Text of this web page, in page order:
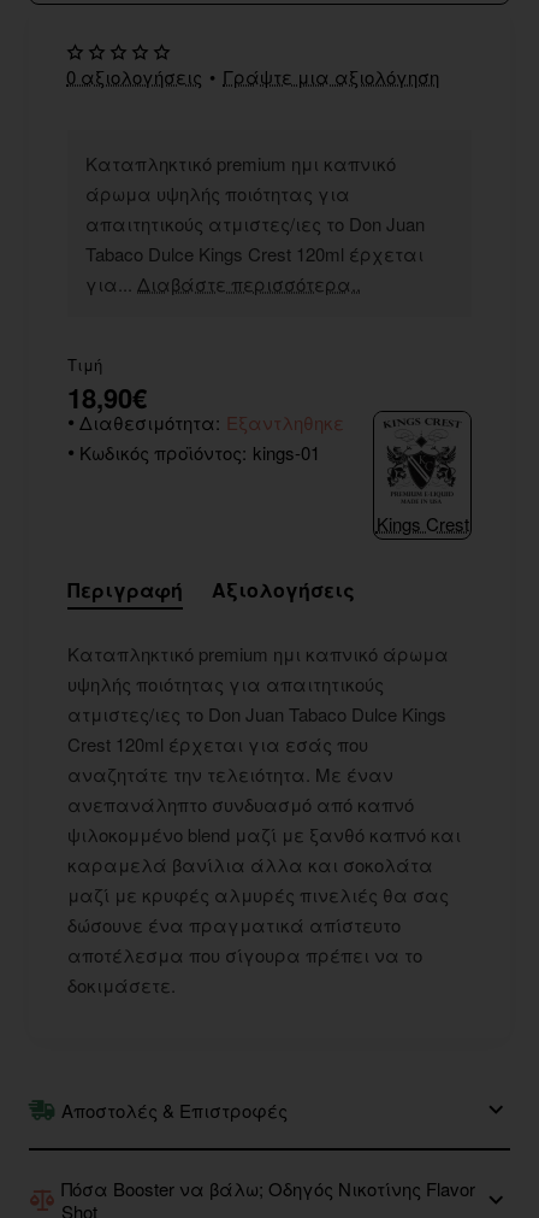
Καταπληκτικό premium ημι καπνικό
άρωμα υψηλής ποιότητας για
απαιτητικούς ατμιστες/ιες το Don Juan
Tabaco Dulce Kings Crest 120ml έρχεται
για... Διαβάστε περισσότερα..
0 αξιολογήσεις • Γράψτε μια αξιολόγηση
Τιμή
18,90€
Διαθεσιμότητα: Εξαντληθηκε
Κωδικός προϊόντος: kings-01
Kings Crest
Περιγραφή Αξιολογήσεις
Καταπληκτικό premium ημι καπνικό άρωμα
υψηλής ποιότητας για απαιτητικούς
ατμιστες/ιες το Don Juan Tabaco Dulce Kings
Crest 120ml έρχεται για εσάς που
αναζητάτε την τελειότητα. Με έναν
ανεπανάληπτο συνδυασμό από καπνό
ψιλοκομμένο blend μαζί με ξανθό καπνό και
καραμελά βανίλια άλλα και σοκολάτα
μαζί με κρυφές αλμυρές πινελιές θα σας
δώσουνε ένα πραγματικά απίστευτο
αποτέλεσμα που σίγουρα πρέπει να το
δοκιμάσετε.
Αποστολές & Επιστροφές
Πόσα Booster να βάλω; Οδηγός Νικοτίνης Flavor
Shot